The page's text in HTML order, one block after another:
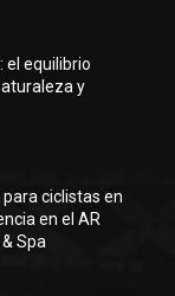
el equilibrio
y
ciclistas en
en el AR
Spa